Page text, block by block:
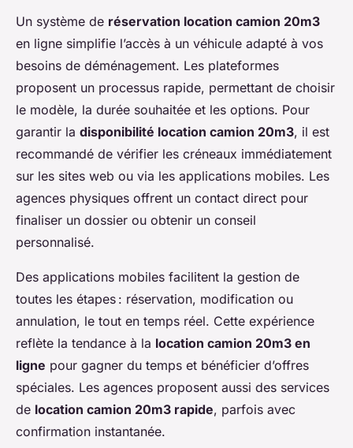
Un système de réservation location camion 20m3
en ligne simplifie l’accès à un véhicule adapté à vos
besoins de déménagement. Les plateformes
proposent un processus rapide, permettant de choisir
le modèle, la durée souhaitée et les options. Pour
garantir la disponibilité location camion 20m3, il est
recommandé de vérifier les créneaux immédiatement
sur les sites web ou via les applications mobiles. Les
agences physiques offrent un contact direct pour
finaliser un dossier ou obtenir un conseil
personnalisé.
Des applications mobiles facilitent la gestion de
toutes les étapes : réservation, modification ou
annulation, le tout en temps réel. Cette expérience
reflète la tendance à la location camion 20m3 en
ligne pour gagner du temps et bénéficier d’offres
spéciales. Les agences proposent aussi des services
de location camion 20m3 rapide, parfois avec
confirmation instantanée.